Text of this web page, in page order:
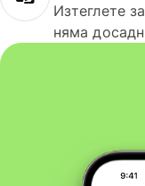
Изтеглете
няма